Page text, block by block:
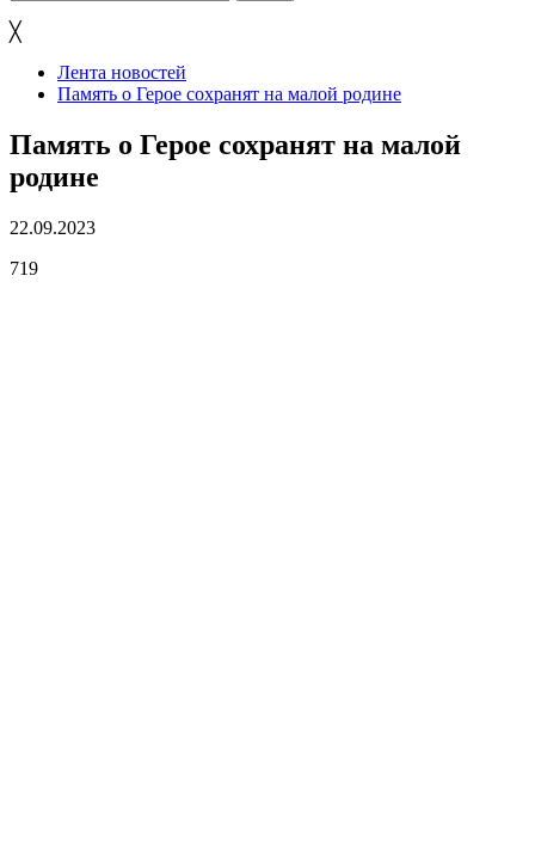
╳
Лента новостей
Память о Герое сохранят на малой родине
Память о Герое сохранят на малой
родине
22.09.2023
719